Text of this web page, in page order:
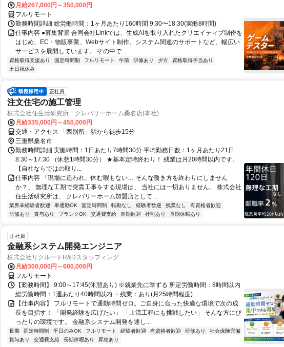
月給267,000円～350,000円
フルリモート
勤務時間詳細 総労働時間：1ヶ月あたり160時間 9:30〜18:30(実働8時間)
仕事内容 ●募集背景 合同会社Linkでは、生成AIを取り入れたクリエイティブ制作を
はじめ、EC・物販事業、Webサイト制作、システム関連のサポートなど、幅広い
サービスを展開しています。 その中で...
資格取得支援あり 固定時間制 フルリモート 午前 研修あり 夕方
資格取得手当あり
土日祝休み
正社員
注文住宅の施工管理
株式会社住生活研究所 クレバリーホーム桑名店(本社)
月給335,000円～450,000円
交通・アクセス 「西別所」駅から徒歩15分
三重県桑名市
勤務時間詳細 実働時間：1日あたり7時間30分 平均勤務日数：1ヶ月あたり21日
8:30～17:30 （休憩1時間30分） ★基本定時終わり！ 残業は月20時間以内です。
【自社ならではの取り...
仕事内容 「現場に追われ、休む暇もない… そんな働き方を終わりにしません
か？」 無理な工期で突貫工事をする現場は、 当社には一切ありません。 株式会社
住生活研究所は、 クレバリーホーム加盟店として ...
業界未経験者歓迎 車通勤OK 固定時間制 転勤なし 経験者歓迎 残業なし
有資格者歓迎
研修あり
賞与あり ブランクOK 交通費支給 長期歓迎 社割あり 長期休暇あり
正社員
金融系システム開発エンジニア
株式会社リクルートR&Dスタッフィング
月給300,000円～600,000円
フルリモート
【勤務時間】 9:00～17:45(休憩あり) ※就業先に準ずる 所定労働時間：8時間以内
総労働時間：1週あたり40時間以内 ・残業：あり(月25時間程度)
【仕事内容】 フルリモートで通勤時間ゼロ。ご自身に合った快適な環境で次の成
長を目指す！ 「開発経験を広げたい」 「上流工程にも挑戦したい」 そんな方にぴ
ったりの環境です。 金融系システム開発を通し...
長期 固定時間制 平日のみOK フルリモート 経験者歓迎 有資格者歓迎 研修あり
社会保険完備
賞与あり
交通費支給 長期休暇あり 昇給あり